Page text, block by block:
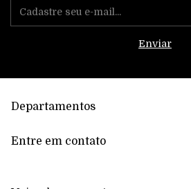
Departamentos
Entre em contato